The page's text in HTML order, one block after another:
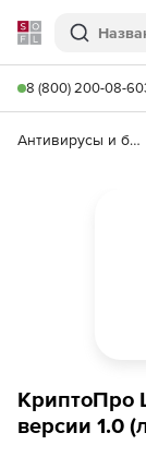
Softline
Поиск
8 (800) 200-08-60
Антивирусы и безопасность
КриптоПро
версии 1.0